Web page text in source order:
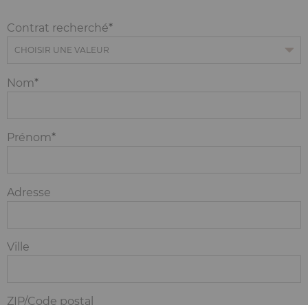
Contrat recherché
Nom
Prénom
Adresse
Ville
ZIP/Code postal